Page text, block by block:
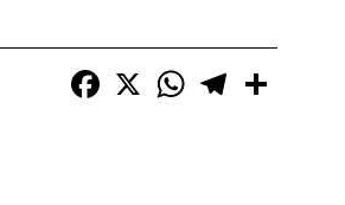
Facebook
X WhatsAppTelegram